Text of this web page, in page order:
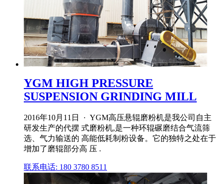
YGM HIGH PRESSURE
SUSPENSION GRINDING MILL
2016年10月11日 · YGM高压悬辊磨粉机是我公司自主
研发生产的代摆 式磨粉机,是一种环辊碾磨结合气流筛
选、气力输送的 高能低耗制粉设备。它的独特之处在于
增加了磨辊部分高 压 .
联系电话: 180 3780 8511